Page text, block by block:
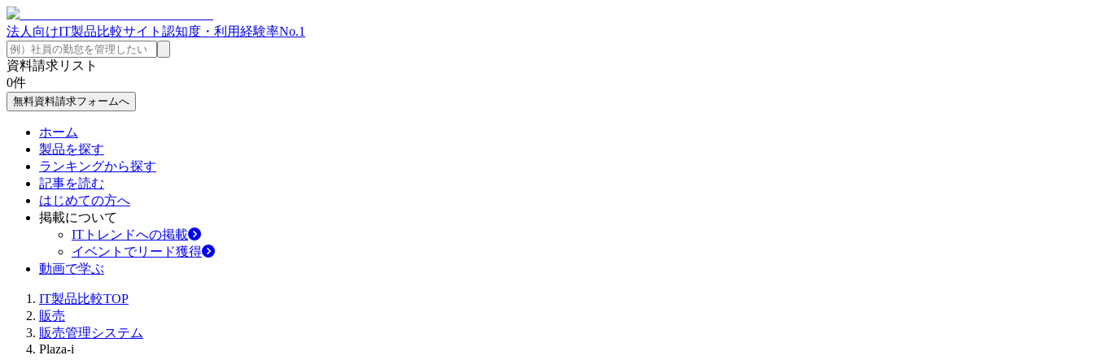
法人向けIT製品比較サイト 認知度・利用経験率No.1
資料請求リスト
0件
無料資料請求フォームへ
ホーム
製品を探す
ランキングから探す
記事を読む
はじめての方へ
掲載について
ITトレンドへの掲載
イベントでリード獲得
動画で学ぶ
IT製品比較TOP
販売
販売管理システム
Plaza-i